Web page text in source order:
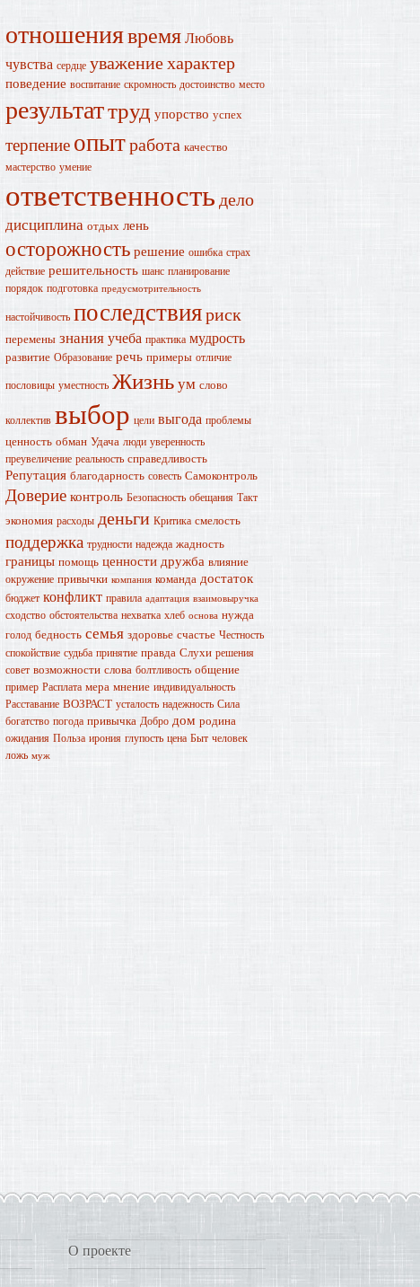
отношениявремяЛюбовь
чувства сердце уважениехарактер
поведение воспитание скромность достоинство место
результаттруд упорство успех
терпение опытработа качество
мастерство умение
ответственностьдело
дисциплина отдых лень
осторожность решение ошибка страх
действие решительность шанс планирование
порядок подготовка предусмотрительность
настойчивость последствияриск
перемены знанияучеба практика мудрость
развитие Образование речь примеры отличие
пословицы уместность Жизньум слово
коллектив выбор цели выгода проблемы
ценность обман Удача люди уверенность
преувеличение реальность справедливость
Репутация благодарность совесть Самоконтроль
Доверие контроль Безопасность обещания Такт
экономия расходы деньги Критика смелость
поддержка трудности надежда жадность
границы помощь ценности дружба влияние
окружение привычки компания команда достаток
бюджет конфликт правила адаптация взаимовыручка
сходство обстоятельства нехватка хлеб основа нужда
голод бедность семья здоровье счастье Честность
спокойствие судьба принятие правда Слухи решения
совет возможности слова болтливость общение
пример Расплата мера мнение индивидуальность
Расставание ВОЗРАСТ усталость надежность Сила
богатство погода привычка Добро дом родина
ожидания Польза ирония глупость цена Быт человек
ложь муж
О проекте